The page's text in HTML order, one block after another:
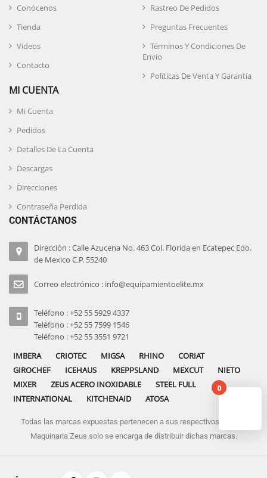
Conócenos
Tienda
Videos
Contacto
Rastreo De Pedidos
Preguntas Frecuentes
Términos Y Condiciones De
Envío
Políticas De Venta Y Garantía
MI CUENTA
Mi Cuenta
Pedidos
Detalles De La Cuenta
Descargas
Direcciones
Contraseña Perdida
CONTÁCTANOS
Dirección : Calle Azucena No. 463 Col. Florida en Ecatepec Edo.
de Mexico C.P. 55240
Correo electrónico : info@equipamientoelite.mx
Teléfono : +52 55 5929 4337
Teléfono : +52 55 7599 1546
Teléfono : +52 55 3551 9721
IMBERA
CRIOTEC MIGSA RHINO
CORIAT
GIROCHEF
ICEHAUS KREPPSLAND MEXCUT
NIETO
MIXER
ZEUS ACERO INOXIDABLE
STEEL FULL
INTERNATIONAL
KITCHENAID ATOSA
Todas las marcas expuestas pertenecen a sus respectivos dueños
Maquinaria Zeus solo se encarga de distribuir dichas marcas.
0